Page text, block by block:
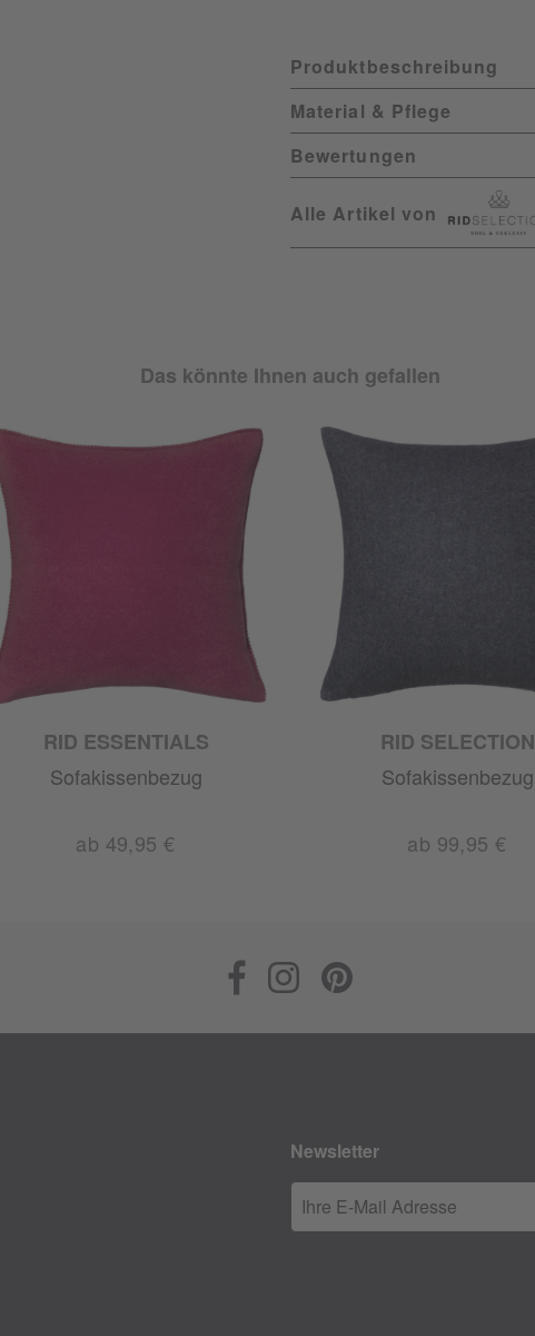
Produktbeschreibung
Material & Pflege
Bewertungen
Alle Artikel von
Das könnte Ihnen auch gefallen
RID ESSENTIALS
Sofakissenbezug
ab 49,95 €
RID SELECTION
Sofakissenbezug
ab 99,95 €
Newsletter
Ihre E-Mail Adresse